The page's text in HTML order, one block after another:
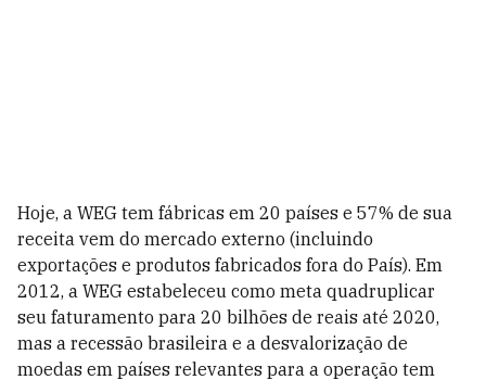
Hoje, a WEG tem fábricas em 20 países e 57% de sua
receita vem do mercado externo (incluindo
exportações e produtos fabricados fora do País). Em
2012, a WEG estabeleceu como meta quadruplicar
seu faturamento para 20 bilhões de reais até 2020,
mas a recessão brasileira e a desvalorização de
moedas em países relevantes para a operação tem